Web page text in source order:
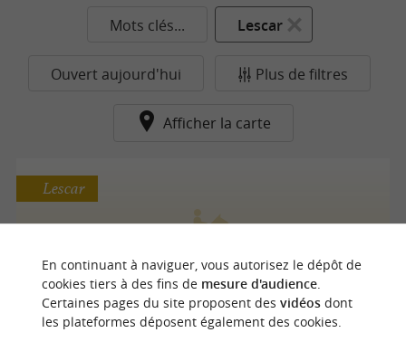
Mots clés... Lescar
Ouvert aujourd'hui Plus de filtres
Afficher la carte
CLUB HIPPIQUE DE LESCAR
Centres Equestres à Lescar
Lescar
En continuant à naviguer, vous autorisez le dépôt de
cookies tiers à des fins de mesure d'audience.
Certaines pages du site proposent des vidéosdont
les plateformes déposent également des cookies.